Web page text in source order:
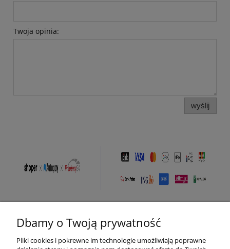
Twoja opinia:
wyślij
Pomoc
Moje konto
Dbamy o Twoją prywatność
Pliki cookies i pokrewne im technologie umożliwiają poprawne